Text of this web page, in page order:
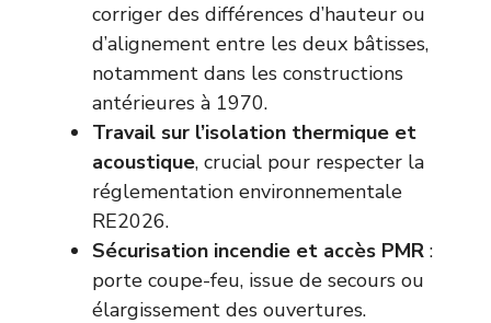
corriger des différences d’hauteur ou
d’alignement entre les deux bâtisses,
notamment dans les constructions
antérieures à 1970.
Travail sur l’isolation thermique et
acoustique, crucial pour respecter la
réglementation environnementale
RE2026.
Sécurisation incendie et accès PMR :
porte coupe-feu, issue de secours ou
élargissement des ouvertures.